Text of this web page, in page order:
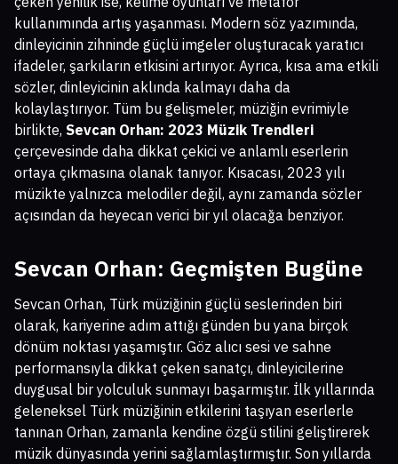
kullanımında artış yaşanması. Modern söz yazımında,
dinleyicinin zihninde güçlü imgeler oluşturacak yaratıcı
ifadeler, şarkıların etkisini artırıyor. Ayrıca, kısa ama etkili
sözler, dinleyicinin aklında kalmayı daha da
kolaylaştırıyor. Tüm bu gelişmeler, müziğin evrimiyle
birlikte, Sevcan Orhan: 2023 Müzik Trendleri
çerçevesinde daha dikkat çekici ve anlamlı eserlerin
ortaya çıkmasına olanak tanıyor. Kısacası, 2023 yılı
müzikte yalnızca melodiler değil, aynı zamanda sözler
açısından da heyecan verici bir yıl olacağa benziyor.
Sevcan Orhan: Geçmişten Bugüne
Sevcan Orhan, Türk müziğinin güçlü seslerinden biri
olarak, kariyerine adım attığı günden bu yana birçok
dönüm noktası yaşamıştır. Göz alıcı sesi ve sahne
performansıyla dikkat çeken sanatçı, dinleyicilerine
duygusal bir yolculuk sunmayı başarmıştır. İlk yıllarında
geleneksel Türk müziğinin etkilerini taşıyan eserlerle
tanınan Orhan, zamanla kendine özgü stilini geliştirerek
müzik dünyasında yerini sağlamlaştırmıştır. Son yıllarda